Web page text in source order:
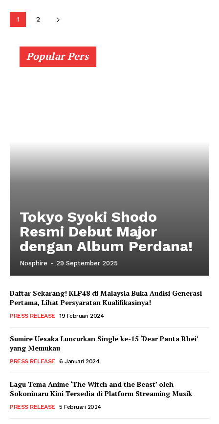
1 2
Popular Pers
Tokyo Syoki Shodo
Resmi Debut Major
dengan Album Perdana!
Nosphire - 29 September 2025
Daftar Sekarang! KLP48 di Malaysia Buka Audisi Generasi
Pertama, Lihat Persyaratan Kualifikasinya!
PRESS RELEASE 19 Februari 2024
Sumire Uesaka Luncurkan Single ke-15 ‘Dear Panta Rhei’
yang Memukau
PRESS RELEASE 6 Januari 2024
Lagu Tema Anime ‘The Witch and the Beast’ oleh
Sokoninaru Kini Tersedia di Platform Streaming Musik
PRESS RELEASE 5 Februari 2024